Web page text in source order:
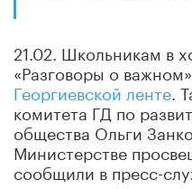
21.02. Школьникам в
«Разговоры о важном»
Георгиевской ленте .
комитета ГД по
общества Ольги
Министерстве
сообщили в пресс-